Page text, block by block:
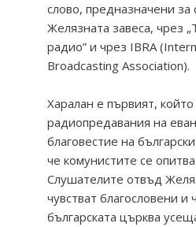
слово, предназначени за
Желязната завеса, чрез
радио” и чрез IBRA
Broadcasting Association).
Харалан е първият,
радиопредавания на
благовестие на
че комунистите се
Слушателите отвъд
чувстват благословени и
българската църква